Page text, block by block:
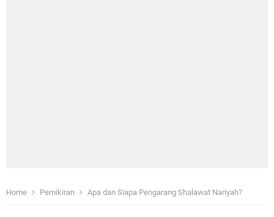
Home Pemikiran Apa dan Siapa Pengarang Shalawat Nariyah?